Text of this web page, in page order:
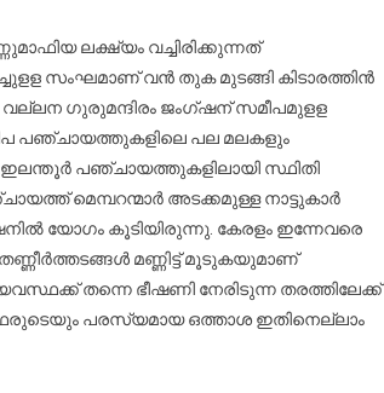
ലക്ഷ്യം വച്ചിരിക്കുന്നത്
സംഘമാണ് വൻ തുക മുടങ്ങി കിടാരത്തിൻ
വല്ലന ഗുരുമന്ദിരം ജംഗ്ഷന് സമീപമുളള
പഞ്ചായത്തുകളിലെ പല മലകളും
ഇലന്തൂർ പഞ്ചായത്തുകളിലായി സ്ഥിതി
മെമ്പറന്മാർ അടക്കമുള്ള നാട്ടുകാർ
യോഗം കൂടിയിരുന്നു. കേരളം ഇന്നേവരെ
മണ്ണിട്ട് മൂടുകയുമാണ്
തന്നെ ഭീഷണി നേരിടുന്ന തരത്തിലേക്ക്
പരസ്യമായ ഒത്താശ ഇതിനെല്ലാം